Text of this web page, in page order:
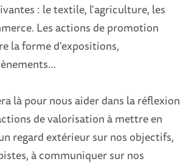
: le textile, l'agriculture, les
Les actions de promotion
la forme d'expositions,
là pour nous aider dans la réflexion
de valorisation à mettre en
regard extérieur sur nos objectifs,
à communiquer sur nos